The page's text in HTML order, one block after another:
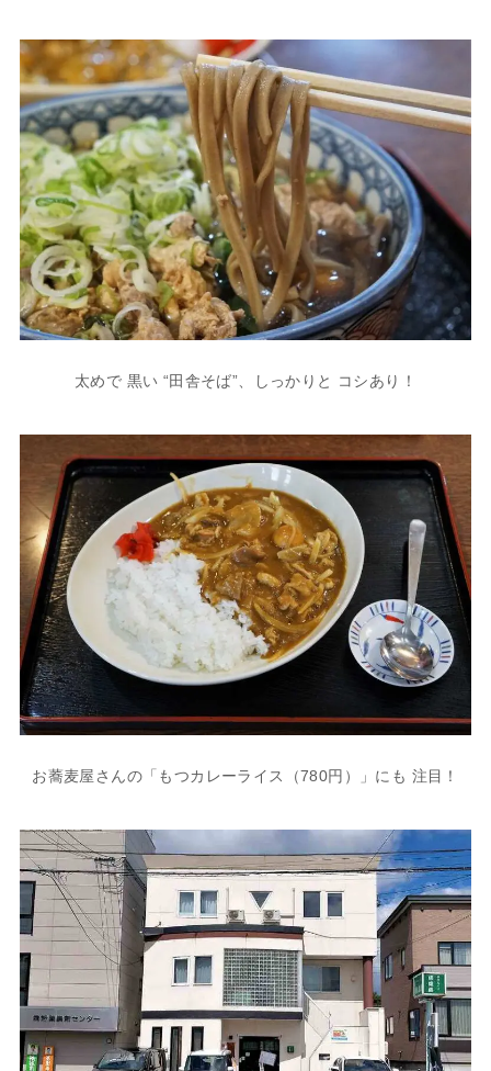
太めで 黒い “田舎そば”、しっかりと コシあり！
お蕎麦屋さんの「もつカレーライス（780円）」にも 注目！